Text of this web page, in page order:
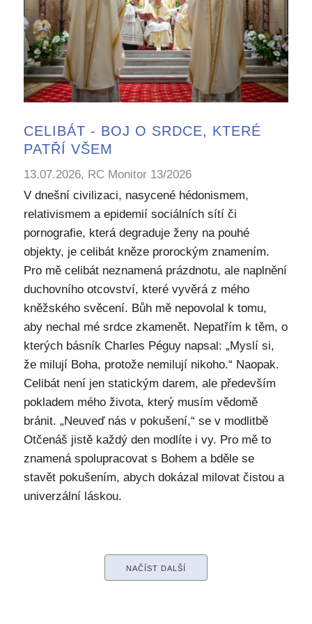
CELIBÁT - BOJ O SRDCE, KTERÉ
PATŘÍ VŠEM
13.07.2026, RC Monitor 13/2026
V dnešní civilizaci, nasycené hédonismem,
relativismem a epidemií sociálních sítí či
pornografie, která degraduje ženy na pouhé
objekty, je celibát kněze prorockým znamením.
Pro mě celibát neznamená prázdnotu, ale naplnění
duchovního otcovství, které vyvěrá z mého
kněžského svěcení. Bůh mě nepovolal k tomu,
aby nechal mé srdce zkamenět. Nepatřím k těm, o
kterých básník Charles Péguy napsal: „Myslí si,
že milují Boha, protože nemilují nikoho.“ Naopak.
Celibát není jen statickým darem, ale především
pokladem mého života, který musím vědomě
bránit. „Neuveď nás v pokušení,“ se v modlitbě
Otčenáš jistě každý den modlíte i vy. Pro mě to
znamená spolupracovat s Bohem a bděle se
stavět pokušením, abych dokázal milovat čistou a
univerzální láskou.
NAČÍST DALŠÍ